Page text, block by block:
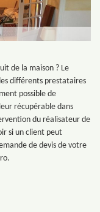
de la maison ? Le
différents prestataires
possible de
récupérable dans
du réalisateur de
si un client peut
de devis de votre